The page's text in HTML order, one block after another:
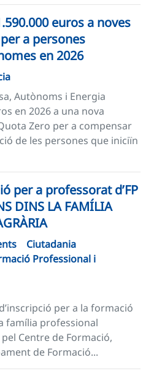
euros a noves
a persones
en 2026
Autònoms i Energia
en 2026 a una nova
Zero per a compensar
de les persones que iniciïn
per a professorat d’FP
DINS LA FAMÍLIA
Ciutadania
Professional i
per a la formació
família professional
Centre de Formació,
de Formació...